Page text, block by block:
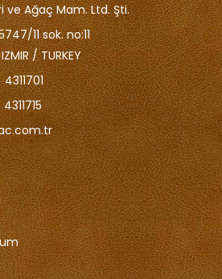
ve Ağaç Mam. Ltd. Şti.
11 sok. no:11
/ TURKEY